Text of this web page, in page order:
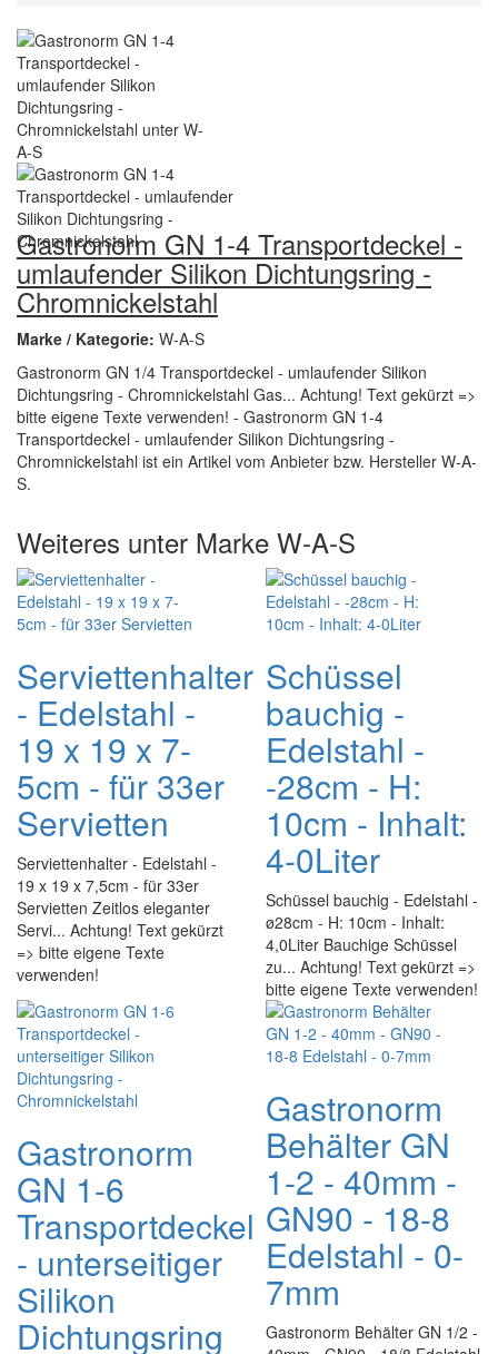
Gastronorm GN 1-4 Transportdeckel -
umlaufender Silikon Dichtungsring -
Chromnickelstahl
Marke / Kategorie: W-A-S
Gastronorm GN 1/4 Transportdeckel - umlaufender Silikon
Dichtungsring - Chromnickelstahl Gas... Achtung! Text gekürzt =>
bitte eigene Texte verwenden! - Gastronorm GN 1-4
Transportdeckel - umlaufender Silikon Dichtungsring -
Chromnickelstahl ist ein Artikel vom Anbieter bzw. Hersteller W-A-
S.
Weiteres unter Marke W-A-S
Serviettenhalter
- Edelstahl -
19 x 19 x 7-
5cm - für 33er
Servietten
Serviettenhalter - Edelstahl -
19 x 19 x 7,5cm - für 33er
Servietten Zeitlos eleganter
Servi... Achtung! Text gekürzt
=> bitte eigene Texte
verwenden!
Schüssel
bauchig -
Edelstahl -
-28cm - H:
10cm - Inhalt:
4-0Liter
Schüssel bauchig - Edelstahl -
ø28cm - H: 10cm - Inhalt:
4,0Liter Bauchige Schüssel
zu... Achtung! Text gekürzt =>
bitte eigene Texte verwenden!
Gastronorm
GN 1-6
Transportdeckel
- unterseitiger
Silikon
Dichtungsring
Gastronorm
Behälter GN
1-2 - 40mm -
GN90 - 18-8
Edelstahl - 0-
7mm
Gastronorm Behälter GN 1/2 -